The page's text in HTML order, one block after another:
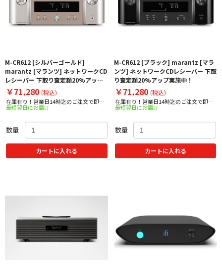
M-CR612 [シルバーゴールド]
marantz [マランツ] ネットワークCD
レシーバー 下取り査定額20%アップ
実施中！
￥71,280 (税込)
在庫有り！営業日14時迄のご注文で即日
出荷！
最短翌日にお届け
数量
カートに入れる
M-CR612 [ブラック] marantz [マラ
ンツ] ネットワークCDレシーバー 下取
り査定額20%アップ実施中！
￥71,280 (税込)
在庫有り！営業日14時迄のご注文で即日
出荷！
最短翌日にお届け
数量
カートに入れる